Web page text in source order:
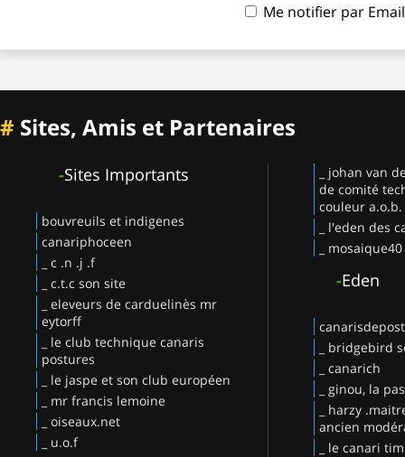
Me notifier par
# Sites, Amis et Partenaires
-Sites Importants
bouvreuils et indigenes
canariphoceen
_ c .n .j .f
_ c.t.c son site
_ eleveurs de carduelinès mr
eytorff
_ le club technique canaris
postures
_ le jaspe et son club européen
_ mr francis lemoine
_ oiseaux.net
_ u.o.f
_ johan van
de comité
couleur a.o.b.
_ l'eden des
_ mosaique40
-Eden
_ bridgebird
_ canarich
_ ginou, la
_ harzy
ancien
_ le canari